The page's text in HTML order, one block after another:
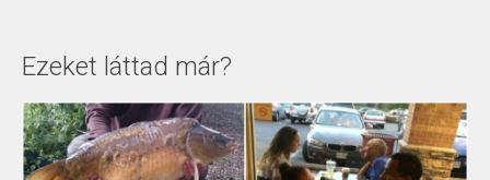
Ezeket láttad már?